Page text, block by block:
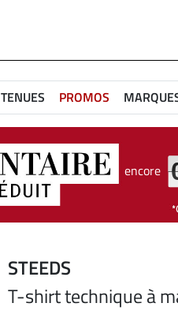
TENUES PROMOS
encore
STEEDS
T-shirt technique à